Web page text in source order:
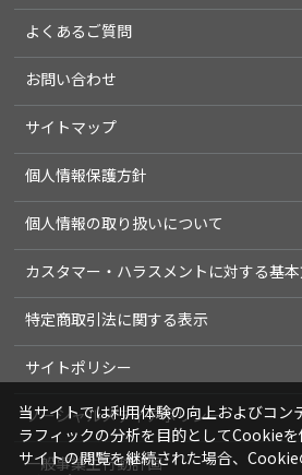
よくあるご質問
お問い合わせ
サイトマップ
個人情報保護方針
個人情報の取り扱いについて
カスタマー・ハラスメントに対する基
特定商取引法に関する表示
サイトポリシー
ソーシャルメディアポリシー
一般事業主行動計画
当サイトでは利用体験の向上およびコン
ラフィックの分析を目的としてCookieを
サイトの閲覧を継続された場合、